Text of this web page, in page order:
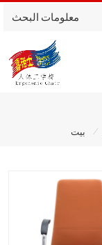
بيت /